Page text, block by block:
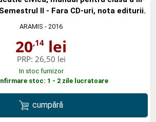
II - Fara CD-uri, nota editurii.
ARAMIS - 2016
20,14 lei
PRP: 26,50 lei
In stoc furnizor
stoc: 1 - 2 zile lucratoare
cumpără